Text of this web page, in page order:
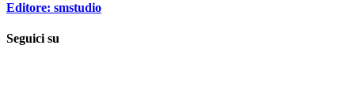
Editore: smstudio
Seguici su